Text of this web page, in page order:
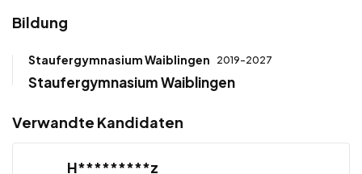
Bildung
Staufergymnasium Waiblingen 2019-2027
Staufergymnasium Waiblingen
Verwandte Kandidaten
H*********z